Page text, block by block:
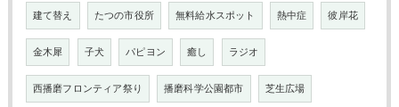
建て替え たつの市役所 無料給水スポット 熱中症 彼岸花
金木犀 子犬 パピヨン 癒し ラジオ
西播磨フロンティア祭り 播磨科学公園都市 芝生広場